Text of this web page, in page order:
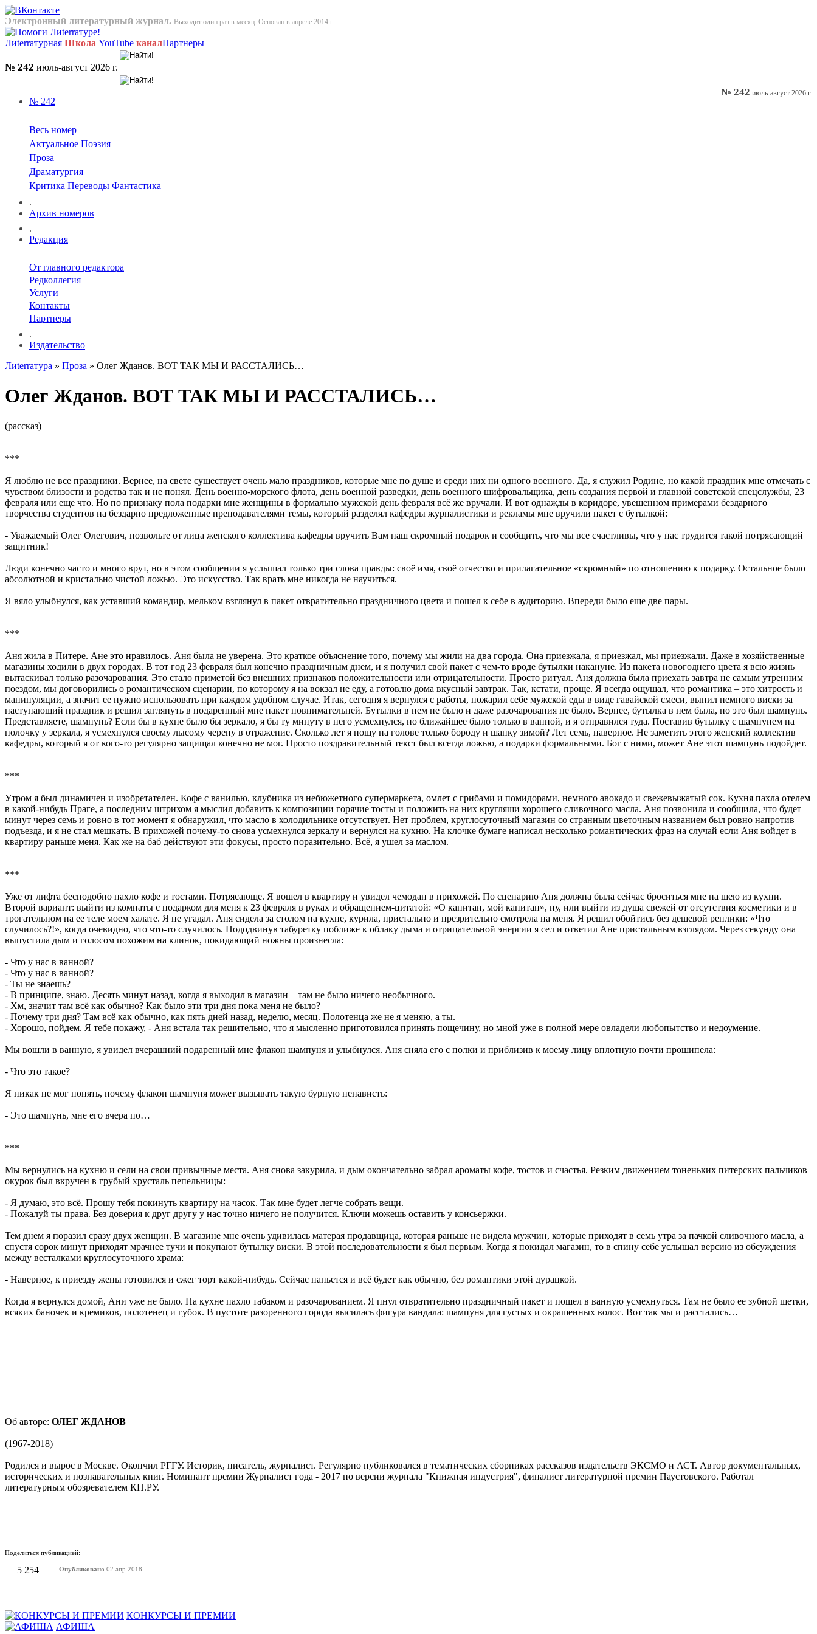
Электронный литературный журнал. Выходит один раз в месяц. Основан в апреле 2014 г.
Лиterraтурная Школа YouTube каналПартнеры
№ 242 июль-август 2026 г.
№ 242
Весь номер
Актуальное Поэзия
Проза
Драматургия
Критика Переводы Фантастика
.
Архив номеров
.
Редакция
От главного редактора
Редколлегия
Услуги
Контакты
Партнеры
.
Издательство
№ 242 июль-август 2026 г.
Лиterraтура » Проза » Олег Жданов. ВОТ ТАК МЫ И РАССТАЛИСЬ…
Олег Жданов. ВОТ ТАК МЫ И РАССТАЛИСЬ…
(рассказ)
***
Я люблю не все праздники. Вернее, на свете существует очень мало праздников, которые мне по душе и среди них ни одного военного. Да, я служил Родине, но какой праздник мне отмечать с
чувством близости и родства так и не понял. День военно-морского флота, день военной разведки, день военного шифровальщика, день создания первой и главной советской спецслужбы, 23
февраля или еще что. Но по признаку пола подарки мне женщины в формально мужской день февраля всё же вручали. И вот однажды в коридоре, увешенном примерами бездарного
творчества студентов на бездарно предложенные преподавателями темы, который разделял кафедры журналистики и рекламы мне вручили пакет с бутылкой:
- Уважаемый Олег Олегович, позвольте от лица женского коллектива кафедры вручить Вам наш скромный подарок и сообщить, что мы все счастливы, что у нас трудится такой потрясающий
защитник!
Люди конечно часто и много врут, но в этом сообщении я услышал только три слова правды: своё имя, своё отчество и прилагательное «скромный» по отношению к подарку. Остальное было
абсолютной и кристально чистой ложью. Это искусство. Так врать мне никогда не научиться.
Я вяло улыбнулся, как уставший командир, мельком взглянул в пакет отвратительно праздничного цвета и пошел к себе в аудиторию. Впереди было еще две пары.
***
Аня жила в Питере. Ане это нравилось. Аня была не уверена. Это краткое объяснение того, почему мы жили на два города. Она приезжала, я приезжал, мы приезжали. Даже в хозяйственные
магазины ходили в двух городах. В тот год 23 февраля был конечно праздничным днем, и я получил свой пакет с чем-то вроде бутылки накануне. Из пакета новогоднего цвета я всю жизнь
вытаскивал только разочарования. Это стало приметой без внешних признаков положительности или отрицательности. Просто ритуал. Аня должна была приехать завтра не самым утренним
поездом, мы договорились о романтическом сценарии, по которому я на вокзал не еду, а готовлю дома вкусный завтрак. Так, кстати, проще. Я всегда ощущал, что романтика – это хитрость и
манипуляции, а значит ее нужно использовать при каждом удобном случае. Итак, сегодня я вернулся с работы, пожарил себе мужской еды в виде гавайской смеси, выпил немного виски за
наступающий праздник и решил заглянуть в подаренный мне пакет повнимательней. Бутылки в нем не было и даже разочарования не было. Вернее, бутылка в нем была, но это был шампунь.
Представляете, шампунь? Если бы в кухне было бы зеркало, я бы ту минуту в него усмехнулся, но ближайшее было только в ванной, и я отправился туда. Поставив бутылку с шампунем на
полочку у зеркала, я усмехнулся своему лысому черепу в отражение. Сколько лет я ношу на голове только бороду и шапку зимой? Лет семь, наверное. Не заметить этого женский коллектив
кафедры, который я от кого-то регулярно защищал конечно не мог. Просто поздравительный текст был всегда ложью, а подарки формальными. Бог с ними, может Ане этот шампунь подойдет.
***
Утром я был динамичен и изобретателен. Кофе с ванилью, клубника из небюжетного супермаркета, омлет с грибами и помидорами, немного авокадо и свежевыжатый сок. Кухня пахла отелем
в какой-нибудь Праге, а последним штрихом я мыслил добавить к композиции горячие тосты и положить на них кругляши хорошего сливочного масла. Аня позвонила и сообщила, что будет
минут через семь и ровно в тот момент я обнаружил, что масло в холодильнике отсутствует. Нет проблем, круглосуточный магазин со странным цветочным названием был ровно напротив
подъезда, и я не стал мешкать. В прихожей почему-то снова усмехнулся зеркалу и вернулся на кухню. На клочке бумаге написал несколько романтических фраз на случай если Аня войдет в
квартиру раньше меня. Как же на баб действуют эти фокусы, просто поразительно. Всё, я ушел за маслом.
***
Уже от лифта бесподобно пахло кофе и тостами. Потрясающе. Я вошел в квартиру и увидел чемодан в прихожей. По сценарию Аня должна была сейчас броситься мне на шею из кухни.
Второй вариант: выйти из комнаты с подарком для меня к 23 февраля в руках и обращением-цитатой: «О капитан, мой капитан», ну, или выйти из душа свежей от отсутствия косметики и в
трогательном на ее теле моем халате. Я не угадал. Аня сидела за столом на кухне, курила, пристально и презрительно смотрела на меня. Я решил обойтись без дешевой реплики: «Что
случилось?!», когда очевидно, что что-то случилось. Пододвинув табуретку поближе к облаку дыма и отрицательной энергии я сел и ответил Ане пристальным взглядом. Через секунду она
выпустила дым и голосом похожим на клинок, покидающий ножны произнесла:
- Что у нас в ванной?
- Что у нас в ванной?
- Ты не знаешь?
- В принципе, знаю. Десять минут назад, когда я выходил в магазин – там не было ничего необычного.
- Хм, значит там всё как обычно? Как было эти три дня пока меня не было?
- Почему три дня? Там всё как обычно, как пять дней назад, неделю, месяц. Полотенца же не я меняю, а ты.
- Хорошо, пойдем. Я тебе покажу, - Аня встала так решительно, что я мысленно приготовился принять пощечину, но мной уже в полной мере овладели любопытство и недоумение.
Мы вошли в ванную, я увидел вчерашний подаренный мне флакон шампуня и улыбнулся. Аня сняла его с полки и приблизив к моему лицу вплотную почти прошипела:
- Что это такое?
Я никак не мог понять, почему флакон шампуня может вызывать такую бурную ненависть:
- Это шампунь, мне его вчера по…
***
Мы вернулись на кухню и сели на свои привычные места. Аня снова закурила, и дым окончательно забрал ароматы кофе, тостов и счастья. Резким движением тоненьких питерских пальчиков
окурок был вкручен в грубый хрусталь пепельницы:
- Я думаю, это всё. Прошу тебя покинуть квартиру на часок. Так мне будет легче собрать вещи.
- Пожалуй ты права. Без доверия к друг другу у нас точно ничего не получится. Ключи можешь оставить у консьержки.
Тем днем я поразил сразу двух женщин. В магазине мне очень удивилась матерая продавщица, которая раньше не видела мужчин, которые приходят в семь утра за пачкой сливочного масла, а
спустя сорок минут приходят мрачнее тучи и покупают бутылку виски. В этой последовательности я был первым. Когда я покидал магазин, то в спину себе услышал версию из обсуждения
между весталками круглосуточного храма:
- Наверное, к приезду жены готовился и сжег торт какой-нибудь. Сейчас напьется и всё будет как обычно, без романтики этой дурацкой.
Когда я вернулся домой, Ани уже не было. На кухне пахло табаком и разочарованием. Я пнул отвратительно праздничный пакет и пошел в ванную усмехнуться. Там не было ее зубной щетки,
всяких баночек и кремиков, полотенец и губок. В пустоте разоренного города высилась фигура вандала: шампуня для густых и окрашенных волос. Вот так мы и расстались…
Об авторе: ОЛЕГ ЖДАНОВ
(1967-2018)
Родился и вырос в Москве. Окончил РГГУ. Историк, писатель, журналист. Регулярно публиковался в тематических сборниках рассказов издательств ЭКСМО и АСТ. Автор документальных,
исторических и познавательных книг. Номинант премии Журналист года - 2017 по версии журнала "Книжная индустрия", финалист литературной премии Паустовского. Работал
литературным обозревателем КП.РУ.
Поделиться публикацией:
5 254 Опубликовано 02 апр 2018
КОНКУРСЫ И ПРЕМИИ
АФИША